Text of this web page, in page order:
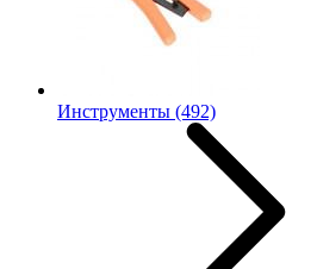
Инструменты (492)